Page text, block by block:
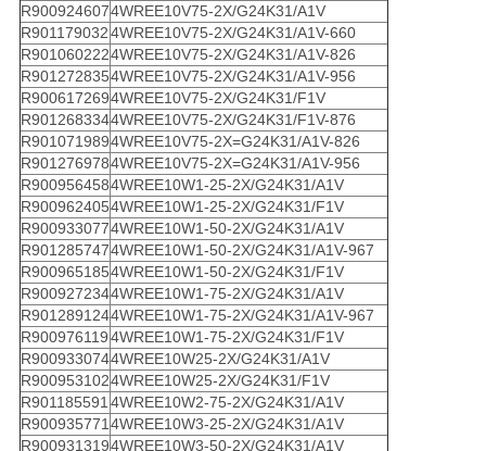
R9009246074WREE10V75-2X/G24K31/A1V
R9011790324WREE10V75-2X/G24K31/A1V-660
R9010602224WREE10V75-2X/G24K31/A1V-826
R9012728354WREE10V75-2X/G24K31/A1V-956
R9006172694WREE10V75-2X/G24K31/F1V
R9012683344WREE10V75-2X/G24K31/F1V-876
R9010719894WREE10V75-2X=G24K31/A1V-826
R9012769784WREE10V75-2X=G24K31/A1V-956
R9009564584WREE10W1-25-2X/G24K31/A1V
R9009624054WREE10W1-25-2X/G24K31/F1V
R9009330774WREE10W1-50-2X/G24K31/A1V
R9012857474WREE10W1-50-2X/G24K31/A1V-967
R9009651854WREE10W1-50-2X/G24K31/F1V
R9009272344WREE10W1-75-2X/G24K31/A1V
R9012891244WREE10W1-75-2X/G24K31/A1V-967
R9009761194WREE10W1-75-2X/G24K31/F1V
R9009330744WREE10W25-2X/G24K31/A1V
R9009531024WREE10W25-2X/G24K31/F1V
R9011855914WREE10W2-75-2X/G24K31/A1V
R9009357714WREE10W3-25-2X/G24K31/A1V
R9009313194WREE10W3-50-2X/G24K31/A1V